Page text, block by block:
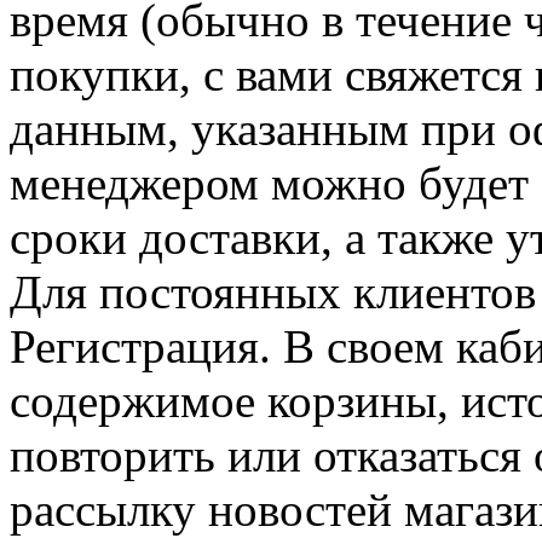
время (обычно в течение
покупки, с вами
данным, указанным при
менеджером можно будет
сроки доставки, а также
Для постоянных клиентов
Регистрация. В своем
содержимое корзины,
повторить или отказаться
рассылку новостей